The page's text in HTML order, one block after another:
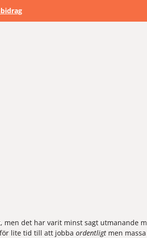
men det har varit minst sagt utmanande
för lite tid till att jobba ordentligt men